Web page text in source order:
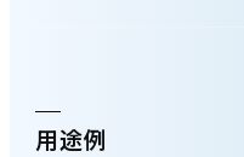
用途例